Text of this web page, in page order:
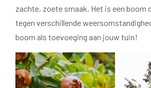
zachte, zoete smaak. Het is een boom
tegen verschillende
boom als toevoeging aan jouw tuin!